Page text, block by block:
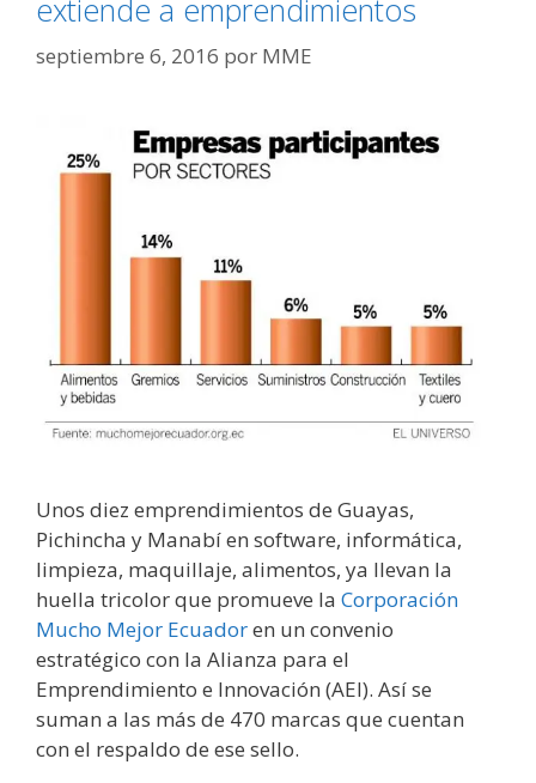
extiende a emprendimientos
septiembre 6, 2016 por MME
Unos diez emprendimientos de Guayas,
Pichincha y Manabí en software, informática,
limpieza, maquillaje, alimentos, ya llevan la
huella tricolor que promueve la Corporación
Mucho Mejor Ecuadoren un convenio
estratégico con la Alianza para el
Emprendimiento e Innovación (AEI). Así se
suman a las más de 470 marcas que cuentan
con el respaldo de ese sello.